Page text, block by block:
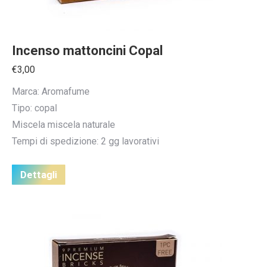
Incenso mattoncini Copal
€3,00
Marca: Aromafume
Tipo: copal
Miscela miscela naturale
Tempi di spedizione: 2 gg lavorativi
Dettagli